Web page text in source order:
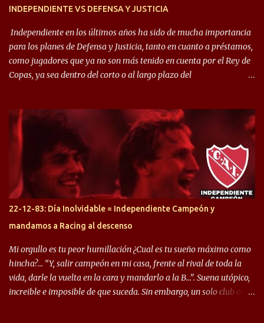
INDEPENDIENTE VS DEFENSA Y JUSTICIA
Independiente en los últimos años ha sido de mucha importancia
para los planes de Defensa y Justicia, tanto en cuanto a préstamos,
como jugadores que ya no son más tenido en cuenta por el Rey de
Copas, ya sea dentro del corto o al largo plazo del
Halcón de Varela, como lo es Brian Romero, quien paso a
préstamo allí durante el último mercado de pases y ha rendido de
gran manera, convirtiendo goles importantes, sobre todo en la
copa sudamericana. Pero no sucedió lo mismo en cuanto al
rendimiento que ha producido en el Rojo. Pasando a jugadores que
jugaron en Defensa y ahora están en el rojo, tenemos a la dupla
Gastón Togni y Domingo Blanco, donde ambos explotaron
futbolísticamente hablando en el equipo de Varela, donde, por
ejemplo, el caso de Mingo llego a ser tenido en cuenta para el
Seleccionado Argentino, rendimiento que aún no ha logrado
mostrar en Independiente. En e...
22-12-83: Día Inolvidable = Independiente Campeón y
mandamos a Racing al descenso
Mi orgullo es tu peor humillación ¿Cual es tu sueño máximo como
hincha?… “Y, salir campeón en mi casa, frente al rival de toda la
vida, darle la vuelta en la cara y mandarlo a la B…”. Suena utópico,
increible e imposible de que suceda. Sin embargo, un solo club en el